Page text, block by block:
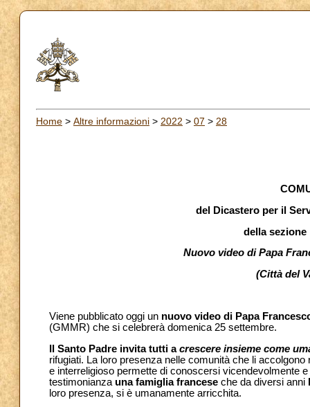
Home > Altre informazioni > 2022 > 07 > 28
del Dicastero per il
della
Nuovo video di Papa
(Città del
Viene pubblicato oggi un nuovo video di Papa
(GMMR) che si celebrerà domenica 25 settembre.
Il Santo Padre invita tutti acrescere insieme come
rifugiati. La loro presenza nelle comunità che li
e interreligioso permette di conoscersi vicendevolmente
testimonianza una famiglia francese che da diversi anni
loro presenza, si è umanamente arricchita.